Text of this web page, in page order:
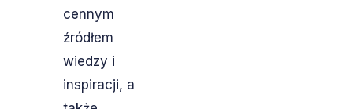
cennym
źródłem
wiedzy i
inspiracji, a